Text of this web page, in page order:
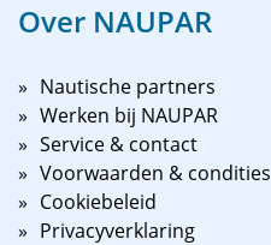
Over NAUPAR
Nautische partners
Werken bij NAUPAR
Service & contact
Voorwaarden & condities
Cookiebeleid
Privacyverklaring